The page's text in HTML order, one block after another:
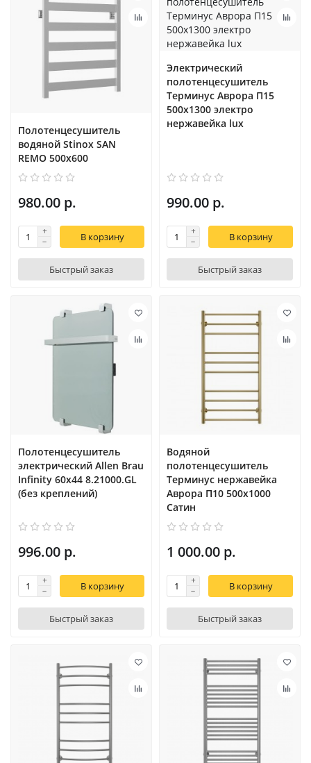
Полотенцесушитель
водяной Stinox SAN
REMO 500x600
980.00 р.
В корзину
Быстрый заказ
Электрический
полотенцесушитель
Терминус Аврора П15
500х1300 электро
нержавейка lux
990.00 р.
В корзину
Быстрый заказ
Полотенцесушитель
электрический Allen Brau
Infinity 60x44 8.21000.GL
(без креплений)
996.00 р.
В корзину
Быстрый заказ
Водяной
полотенцесушитель
Терминус нержавейка
Аврора П10 500х1000
Сатин
1 000.00 р.
В корзину
Быстрый заказ